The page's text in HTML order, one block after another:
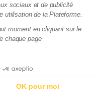
tant qu’Agent de
de monnaie
siège social est situé
immatriculée à
de courtier en
sociaux et de publicité
utilisation de la Plateforme.
moment en cliquant sur le
chaque page
OK pour moi